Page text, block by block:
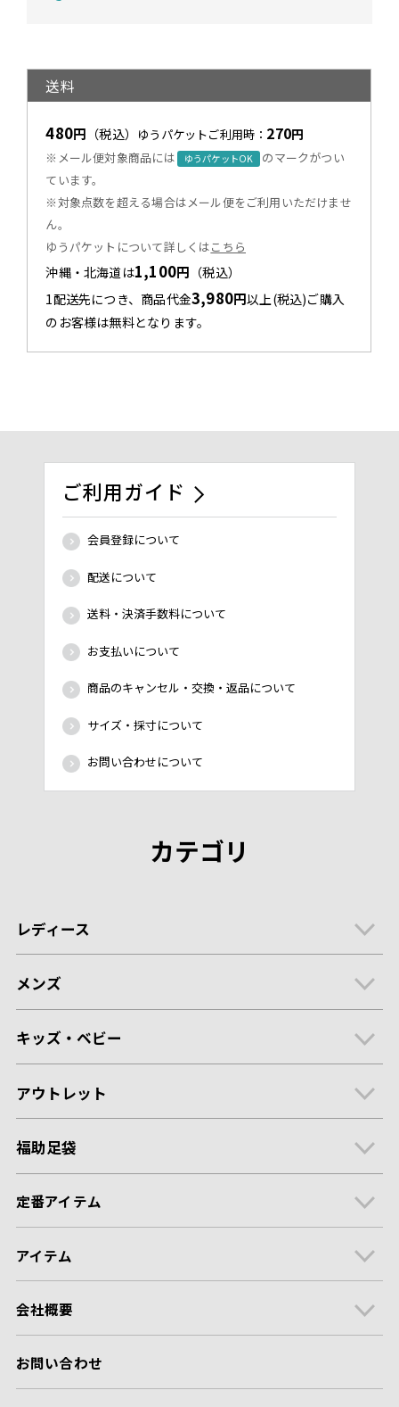
送料
480円 （税込） ゆうパケットご利用時： 270円
※メール便対象商品には ゆうパケットOK
のマークがつい
ています。
※対象点数を超える場合はメール便をご利用いただけませ
ん。
ゆうパケットについて詳しくはこちら
沖縄・北海道は1,100円 （税込）
1配送先につき、商品代金3,980円以上(税込)ご購入
のお客様は無料となります。
ご利用ガイド
会員登録について
配送について
送料・決済手数料について
お支払いについて
商品のキャンセル・交換・返品について
サイズ・採寸について
お問い合わせについて
カテゴリ
レディース
メンズ
キッズ・ベビー
アウトレット
福助足袋
定番アイテム
アイテム
会社概要
お問い合わせ